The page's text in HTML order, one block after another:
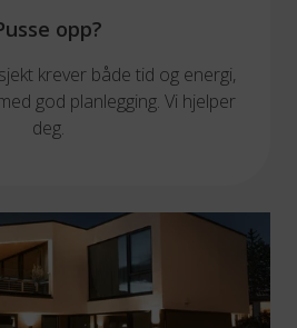
opp?
krever både tid og energi,
god planlegging. Vi hjelper
deg.